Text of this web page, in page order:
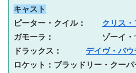
キャスト
ピーター・クイル： クリス・
ガモーラ：　　　　　　ゾーイ
ドラックス： デイヴ・バウ
ロケット：ブラッドリー・クーパ